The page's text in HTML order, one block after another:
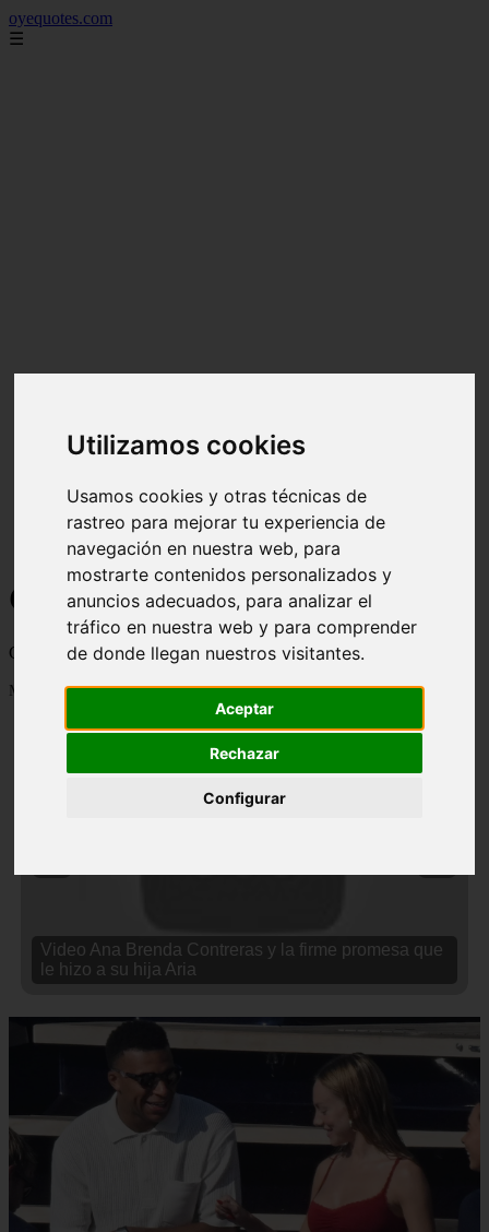
Utilizamos cookies
Usamos cookies y otras técnicas de
rastreo para mejorar tu experiencia de
navegación en nuestra web, para
mostrarte contenidos personalizados y
anuncios adecuados, para analizar el
tráfico en nuestra web y para comprender
de donde llegan nuestros visitantes.
Aceptar
Rechazar
Configurar
oyequotes.com
☰
Curiosidades y Sabias que
Cosas curiosas, curiosidades, noticias impactantes y mucho mas
Mostrando 1 - 24 de 2833 artículos
Video Ana Brenda Contreras y la firme promesa que
le hizo a su hija Aria